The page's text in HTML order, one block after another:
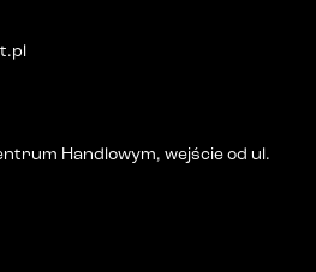
Handlowym, wejście od ul.